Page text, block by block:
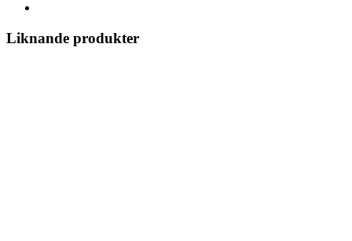
Liknande produkter